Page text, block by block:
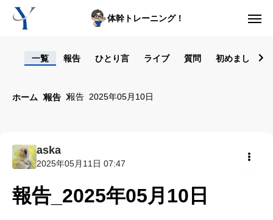
体幹トレーニング！
一覧 報告 ひとり言 ライブ 質問 初めまして！
ホーム 報告 報告_2025年05月10日
aska
2025年05月11日 07:47
報告_2025年05月10日
ライブレッスン
入会方法